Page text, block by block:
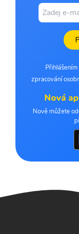
zpracování
Nová
Nově můžete